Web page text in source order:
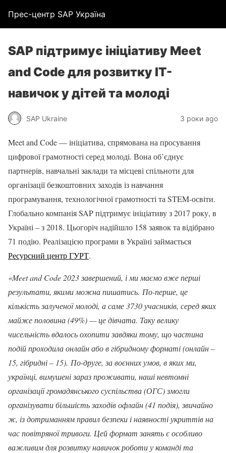
Прес-центр SAP Україна
SAP підтримує ініціативу Meet
and Code для розвитку IT-
навичок у дітей та молоді
SAP Ukraine 3 роки ago
Meet and Code — ініціатива, спрямована на просування
цифрової грамотності серед молоді. Вона об’єднує
партнерів, навчальні заклади та місцеві спільноти для
організації безкоштовних заходів із навчання
програмування, технологічної грамотності та STEM-освіти.
Глобально компанія SAP підтримує ініціативу з 2017 року, в
Україні – з 2018. Цьогоріч надійшло 158 заявок та відібрано
71 подію. Реалізацією програми в Україні займається
Ресурсний центр ГУРТ.
«Meet and Code 2023 завершений, і ми маємо вже перші
результати, якими можна пишатись. По-перше, це
кількість залученої молоді, а саме 3730 учасників, серед яких
майже половина (49%) — це дівчата. Таку велику
чисельність вдалось охопити завдяки тому, що частина
подій проходила онлайн або в гібридному форматі (онлайн –
15, гібридні – 15). По-друге, за воєнних умов, в яких ми,
українці, вимушені зараз проживати, наші невтомні
організації громадянського суспільства (ОГС) змогли
організувати більшість заходів офлайн (41 подія), звичайно
ж, із дотриманням правил безпеки і наявності укриттів на
час повітряної тривоги. Цей формат занять є особливо
важливим для розвитку навичок роботи у команді та